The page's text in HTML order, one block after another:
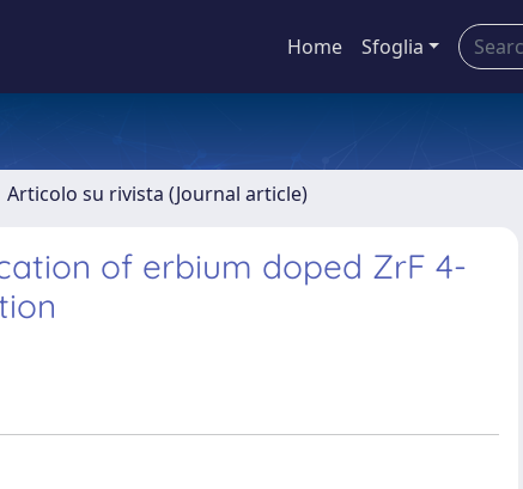
Home Sfoglia
Articolo su rivista (Journal article)
of erbium doped ZrF 4-